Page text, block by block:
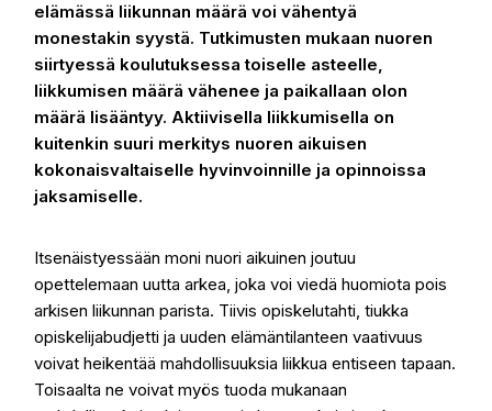
elämässä liikunnan määrä voi vähentyä
monestakin syystä. Tutkimusten mukaan nuoren
siirtyessä koulutuksessa toiselle asteelle,
liikkumisen määrä vähenee ja paikallaan olon
määrä lisääntyy. Aktiivisella liikkumisella on
kuitenkin suuri merkitys nuoren aikuisen
kokonaisvaltaiselle hyvinvoinnille ja opinnoissa
jaksamiselle.
Itsenäistyessään moni nuori aikuinen joutuu
opettelemaan uutta arkea, joka voi viedä huomiota pois
arkisen liikunnan parista. Tiivis opiskelutahti, tiukka
opiskelijabudjetti ja uuden elämäntilanteen vaativuus
voivat heikentää mahdollisuuksia liikkua entiseen tapaan.
Toisaalta ne voivat myös tuoda mukanaan